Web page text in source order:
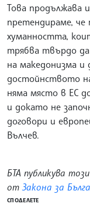
Това продължава
претендираме, че
хуманността,
трябва твърдо
на македонизма
достойнството
няма място в ЕС
и докато не
договори и
Вълчев.
БТА публикува
от Закона за
СПОДЕЛЕТЕ